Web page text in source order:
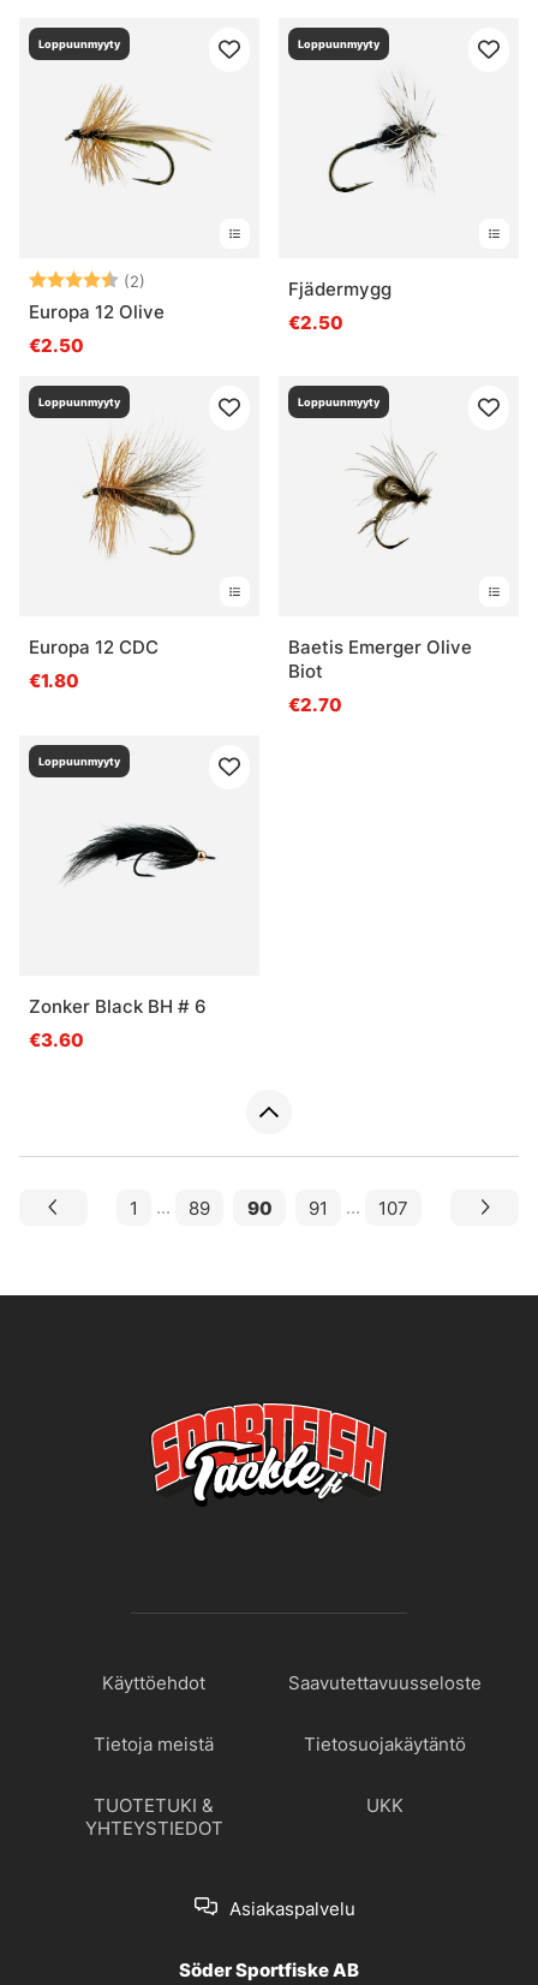
Loppuunmyyty
Arvio: (2)
4.5 5:sta tähdestä
Europa 12 Olive
€2.50
Loppuunmyyty
Fjädermygg
€2.50
Loppuunmyyty
Europa 12 CDC
€1.80
Loppuunmyyty
Baetis Emerger Olive
Biot
€2.70
Loppuunmyyty
Zonker Black BH # 6
€3.60
1 ... 89 90 91 ... 107
Käyttöehdot Saavutettavuusseloste
Tietoja meistä Tietosuojakäytäntö
TUOTETUKI &
YHTEYSTIEDOT
UKK
Asiakaspalvelu
Söder Sportfiske AB